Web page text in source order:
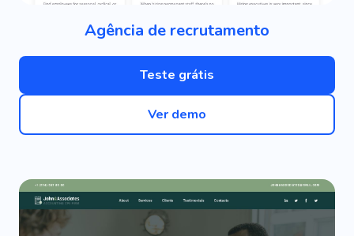
Agência de recrutamento
Teste grátis
Ver demo